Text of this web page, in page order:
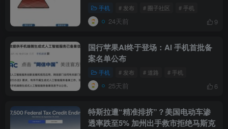
惠：最高便宜2500元
手机 # 发布 # 圈子社区 # 手机
24天前 9
国行苹果AI终于登场：AI 手机首批备
案名单公布
手机 # 发布 # 道路 # 手机
25天前 6
特斯拉遭“精准排挤”？美国电动车渗
透率跌至5% 加州出手救市拒绝马斯克